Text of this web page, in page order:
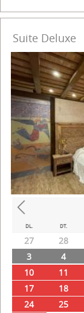
Suite Deluxe
PrevDL. DT.
27 28
3
4
10
11
17
18
24
25